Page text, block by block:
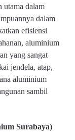
utama dalam
dalam
efisiensi
aluminium
yang sangat
jendela, atap,
aluminium
sambil
Surabaya)